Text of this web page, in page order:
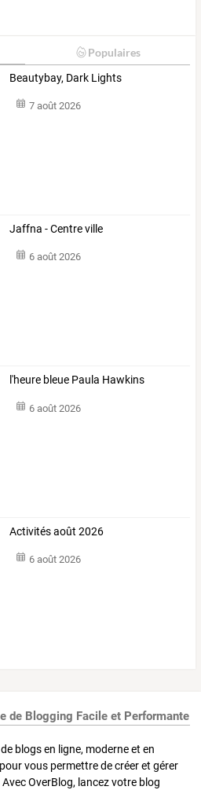
Populaires
Beautybay, Dark Lights
7 août 2026
Jaffna - Centre ville
6 août 2026
l'heure bleue Paula Hawkins
6 août 2026
Activités août 2026
6 août 2026
de Blogging Facile et Performante
blogs en ligne, moderne et en
vous permettre de créer et gérer
OverBlog, lancez votre blog